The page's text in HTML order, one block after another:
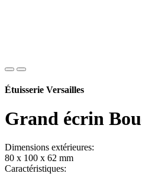
Étuisserie Versailles
Grand écrin
Dimensions extérieures:
80 x 100 x 62 mm
Caractéristiques: